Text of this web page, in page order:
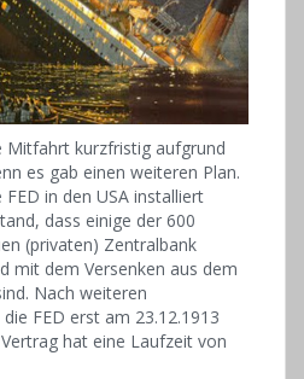
Mitfahrt kurzfristig aufgrund
es gab einen weiteren Plan.
in den USA installiert
dass einige der 600
(privaten) Zentralbank
mit dem Versenken aus dem
Nach weiteren
FED erst am 23.12.1913
hat eine Laufzeit von